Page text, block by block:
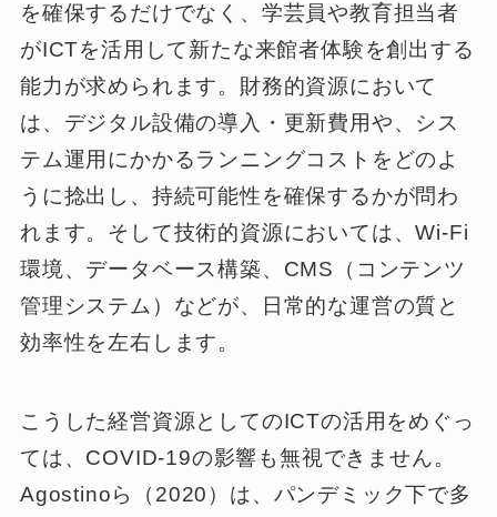
を確保するだけでなく、学芸員や教育担当者
がICTを活用して新たな来館者体験を創出する
能力が求められます。財務的資源において
は、デジタル設備の導入・更新費用や、シス
テム運用にかかるランニングコストをどのよ
うに捻出し、持続可能性を確保するかが問わ
れます。そして技術的資源においては、Wi-Fi
環境、データベース構築、CMS（コンテンツ
管理システム）などが、日常的な運営の質と
効率性を左右します。
こうした経営資源としてのICTの活用をめぐっ
ては、COVID-19の影響も無視できません。
Agostinoら（2020）は、パンデミック下で多